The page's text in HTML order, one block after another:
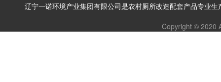
辽宁一诺环境产业集团有限公司是农村厕所改造配套产品专业生
Copyright © 2020